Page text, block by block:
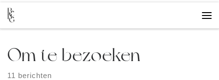
Overslaan naar inhoud
Om te bezoeken
11 berichten